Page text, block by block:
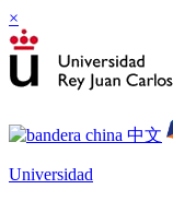
×
Universidad